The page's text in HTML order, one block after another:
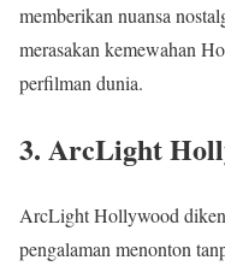
memberikan nuansa
merasakan kemewahan
perfilman dunia.
3. ArcLight
ArcLight Hollywood
pengalaman menonton